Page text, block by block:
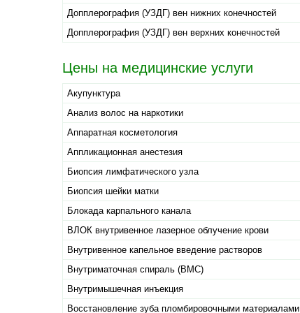
Допплерография (УЗДГ) вен нижних конечностей
Допплерография (УЗДГ) вен верхних конечностей
Цены на медицинские услуги
Акупунктура
Анализ волос на наркотики
Аппаратная косметология
Аппликационная анестезия
Биопсия лимфатического узла
Биопсия шейки матки
Блокада карпального канала
ВЛОК внутривенное лазерное облучение крови
Внутривенное капельное введение растворов
Внутриматочная спираль (ВМС)
Внутримышечная инъекция
Восстановление зуба пломбировочными материалами